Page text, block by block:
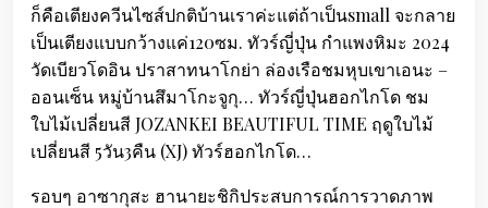
ก็คือเตียงควีนไซส์ปกติบ้านเราค่ะแต่ถ้าเป็นsmall จะกลาย
เป็นเตียงแบบกว้างแค่120ซม. ทัวร์ญี่ปุ่น กำแพงหิมะ 2024
วัดเบียวโดอิน ปราสาทนาโกย่า ล่องเรือชมหุบเขาเอนะ –
ออนเซ็น หมู่บ้านสึมาโกะจูกุ… ทัวร์ญี่ปุ่นฮอกไกโด ชม
ใบไม้เปลี่ยนสี JOZANKEI BEAUTIFUL TIME ฤดูใบไม้
เปลี่ยนสี 5วัน3คืน (XJ) ทัวร์ฮอกไกโด…
รอบๆ อาซากุสะ ฮานายะชิกิประสบการณ์การวาดภาพ